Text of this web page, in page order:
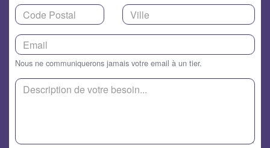
Nous ne communiquerons jamais votre email à un tier.